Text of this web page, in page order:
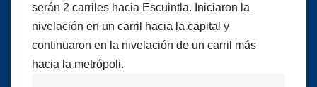
serán 2 carriles hacia Escuintla. Iniciaron la
nivelación en un carril hacia la capital y
continuaron en la nivelación de un carril más
hacia la metrópoli.